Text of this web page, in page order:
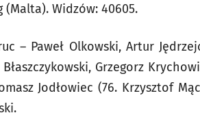
(Malta). Widzów: 40605.
– Paweł Olkowski, Artur
Grzegorz
Jodłowiec (76. Krzysztof